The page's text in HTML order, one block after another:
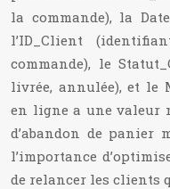
la commande), la
l’ID_Client
commande), le
livrée, annulée), et le
en ligne a une valeur
d’abandon de panier
l’importance
de relancer les clients